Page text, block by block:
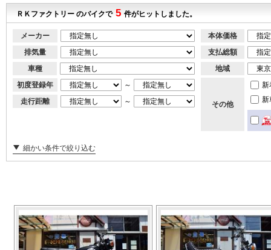
ＲＫファクトリー のバイクで 5 件がヒットしました。
メーカー
排気量
車種
初度登録年
～
走行距離
～
本体価格
支払総額
地域
その他
新
新
細かい条件で絞り込む